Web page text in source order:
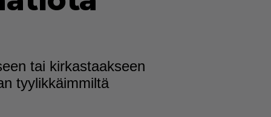
tai kirkastaakseen
tyylikkäimmiltä